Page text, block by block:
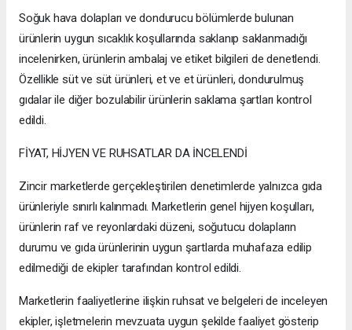
Soğuk hava dolapları ve dondurucu bölümlerde bulunan
ürünlerin uygun sıcaklık koşullarında saklanıp saklanmadığı
incelenirken, ürünlerin ambalaj ve etiket bilgileri de denetlendi.
Özellikle süt ve süt ürünleri, et ve et ürünleri, dondurulmuş
gıdalar ile diğer bozulabilir ürünlerin saklama şartları kontrol
edildi.
FİYAT, HİJYEN VE RUHSATLAR DA İNCELENDİ
Zincir marketlerde gerçekleştirilen denetimlerde yalnızca gıda
ürünleriyle sınırlı kalınmadı. Marketlerin genel hijyen koşulları,
ürünlerin raf ve reyonlardaki düzeni, soğutucu dolapların
durumu ve gıda ürünlerinin uygun şartlarda muhafaza edilip
edilmediği de ekipler tarafından kontrol edildi.
Marketlerin faaliyetlerine ilişkin ruhsat ve belgeleri de inceleyen
ekipler, işletmelerin mevzuata uygun şekilde faaliyet gösterip